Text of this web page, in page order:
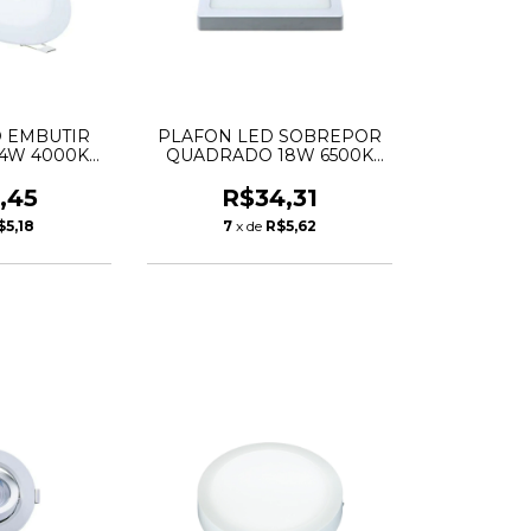
EMBUTIR
4000K
PLAFON LED SOBREPOR
QUADRADO 18W 6500K
R$34,31
7 x de R$5,62